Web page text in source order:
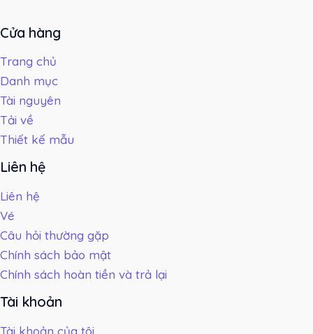
Cửa hàng
Trang chủ
Danh mục
Tài nguyên
Tải về
Thiết kế mẫu
Liên hệ
Liên hệ
Vé
Câu hỏi thường gặp
Chính sách bảo mật
Chính sách hoàn tiền và trả lại
Tài khoản
Tài khoản của tôi